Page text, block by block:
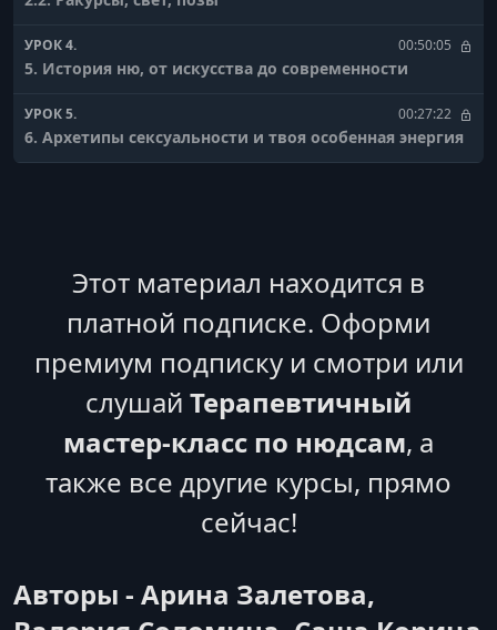
УРОК 4. 00:50:05
5. История ню, от искусства до современности
УРОК 5. 00:27:22
6. Архетипы сексуальности и твоя особенная энергия
8 . Что делать, если у вас стремная квартира
УРОК 8. 00:14:24
9 . Съемка в темноте и особые техники
00:28:02
10. Финальный урок
Этот материал находится в
платной подписке. Оформи
премиум подписку и смотри или
слушай Терапевтичный
мастер-класс по нюдсам, а
также все другие курсы, прямо
сейчас!
Авторы - Арина Залетова,